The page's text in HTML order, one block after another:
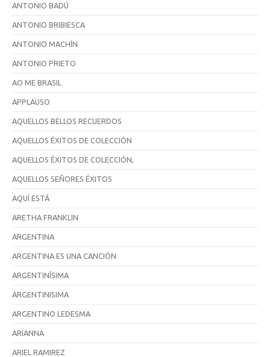
ANTONIO BADÚ
ANTONIO BRIBIESCA
ANTONIO MACHÍN
ANTONIO PRIETO
AO ME BRASIL
APPLAUSO
AQUELLOS BELLOS RECUERDOS
AQUELLOS ÉXITOS DE COLECCIÓN
AQUELLOS ÉXITOS DE COLECCIÓN,
AQUELLOS SEÑORES ÉXITOS
AQUÍ ESTÁ
ARETHA FRANKLIN
ARGENTINA
ARGENTINA ES UNA CANCIÓN
ARGENTINÍSIMA
ARGENTINISIMA
ARGENTINO LEDESMA
ARIANNA
ARIEL RAMIREZ